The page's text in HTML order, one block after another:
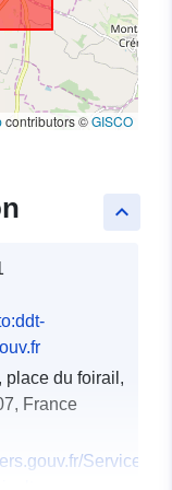
contributors ©GISCO
keyboard_arrow_up
place du foirail,
France
Services-